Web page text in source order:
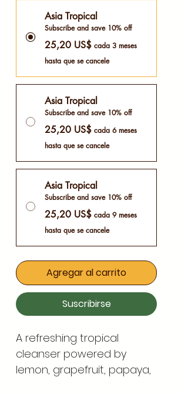
Asia Tropical
Subscribe and save 10% off
25,20 US$ cada 3 meses
hasta que se cancele
Asia Tropical
Subscribe and save 10% off
25,20 US$ cada 6 meses
hasta que se cancele
Asia Tropical
Subscribe and save 10% off
25,20 US$ cada 9 meses
hasta que se cancele
Agregar al carrito
Suscribirse
A refreshing tropical
cleanser powered by
lemon, grapefruit, papaya,